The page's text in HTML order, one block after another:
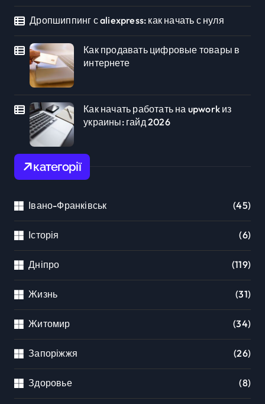
дропшиппинг с aliexpress: как начать с нуля
как продавать цифровые товары в
интернете
как начать работать на upwork из
украины: гайд 2026
категорії
Івано-Франківськ (45)
Історія (6)
Дніпро (119)
Жизнь (31)
Житомир (34)
Запоріжжя (26)
Здоровье (8)